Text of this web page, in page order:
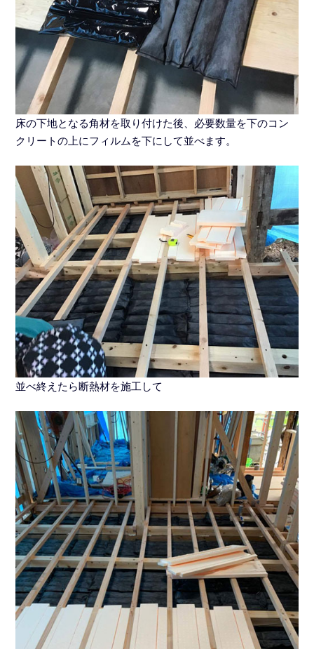
床の下地となる角材を取り付けた後、必要数量を下のコン
クリートの上にフィルムを下にして並べます。
並べ終えたら断熱材を施工して